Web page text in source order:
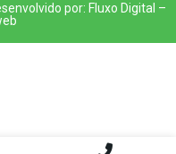
por: Fluxo Digital –